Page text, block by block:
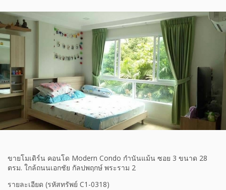
ขายโมเดิร์น คอนโด Modern Condo กำนันแม้น ซอย 3 ขนาด 28
ตรม. ใกล้ถนนเอกชัย กัลปพฤกษ์ พระราม 2
รายละเอียด (รหัสทรัพย์ C1-0318)